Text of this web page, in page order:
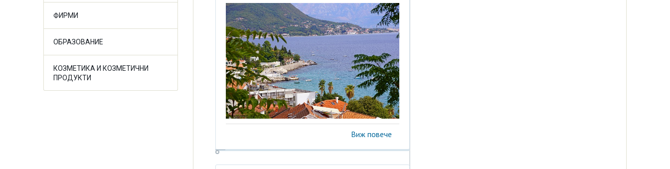
ФИРМИ
ОБРАЗОВАНИЕ
КОЗМЕТИКА И КОЗМЕТИЧНИ
ПРОДУКТИ
Виж повече